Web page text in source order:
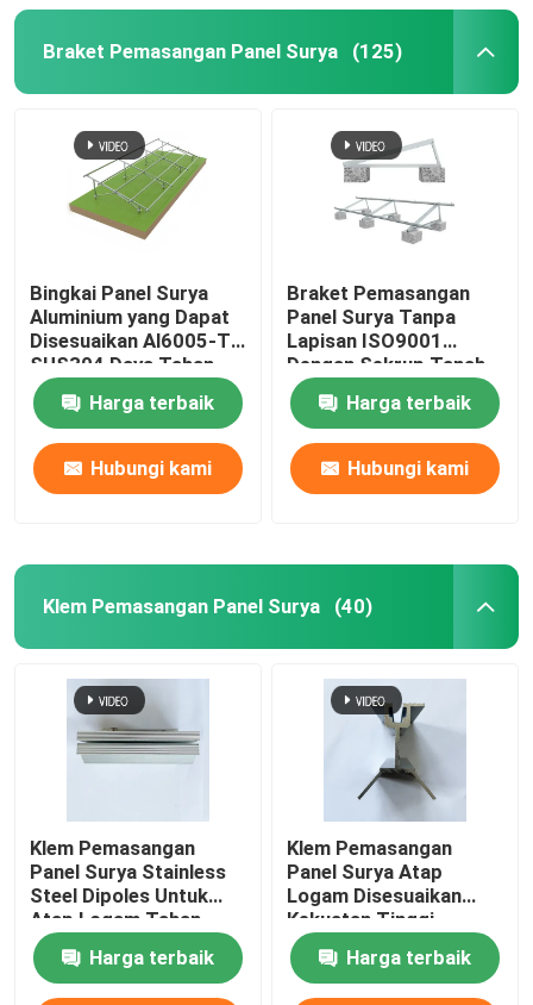
Braket Pemasangan Panel Surya (125)
Bingkai Panel Surya
Aluminium yang Dapat
Disesuaikan Al6005-T5
SUS304 Daya Tahan
Tinggi
Harga terbaik
Hubungi kami
Braket Pemasangan
Panel Surya Tanpa
Lapisan ISO9001
Dengan Sekrup Tanah
Harga terbaik
Hubungi kami
Klem Pemasangan Panel Surya (40)
Klem Pemasangan
Panel Surya Stainless
Steel Dipoles Untuk
Atap Logam Tahan
Karat
Harga terbaik
Klem Pemasangan
Panel Surya Atap
Logam Disesuaikan
Kekuatan Tinggi
Harga terbaik